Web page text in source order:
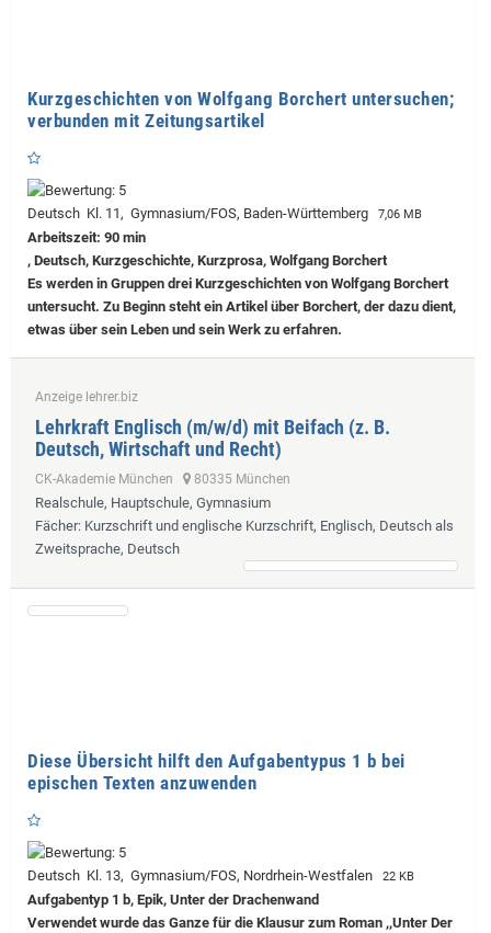
Kurzgeschichten von Wolfgang Borchert untersuchen;
verbunden mit Zeitungsartikel
Deutsch Kl. 11, Gymnasium/FOS, Baden-Württemberg 7,06 MB
Arbeitszeit: 90 min
, Deutsch, Kurzgeschichte, Kurzprosa, Wolfgang Borchert
Es werden in Gruppen drei Kurzgeschichten von Wolfgang Borchert
untersucht. Zu Beginn steht ein Artikel über Borchert, der dazu dient,
etwas über sein Leben und sein Werk zu erfahren.
Anzeige lehrer.biz
Lehrkraft Englisch (m/w/d) mit Beifach (z. B.
Deutsch, Wirtschaft und Recht)
CK-Akademie München 80335 München
Realschule, Hauptschule, Gymnasium
Fächer: Kurzschrift und englische Kurzschrift, Englisch, Deutsch als
Zweitsprache, Deutsch
Diese Übersicht hilft den Aufgabentypus 1 b bei
epischen Texten anzuwenden
Deutsch Kl. 13, Gymnasium/FOS, Nordrhein-Westfalen 22 KB
Aufgabentyp 1 b, Epik, Unter der Drachenwand
Verwendet wurde das Ganze für die Klausur zum Roman ,,Unter Der